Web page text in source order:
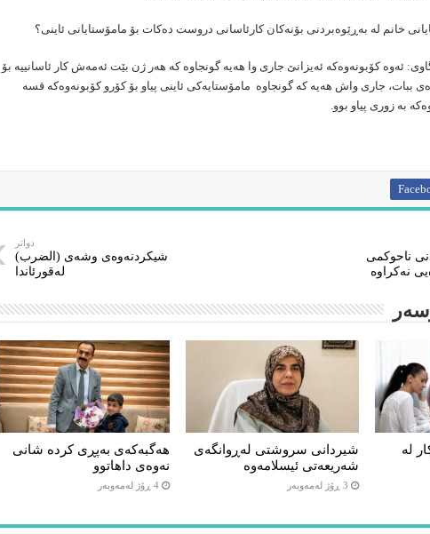
خانم لە بەڕێوەبردنی بۆنەکان کارئاسانی دروست دەکات بۆ مامۆستایانی ئاینی؟
ئەوە کۆبونەوەکە ئەیزانێ جاری وا هەیە گونجاوە کە هەر ژن بێت ئەمەش کار ئاسانییە بۆ
ببات، جاری واش هەیە کە گونجاوە مامۆستایەکی ئاینی پیاو بۆ کۆرو کۆبونەوەکە قسە
بە زوری پیاو بوو.
ناحوکمی
نەکراوە
دواتر
شیکردنەوەی وشەی (الضرب)
لەقورئاندا
لە
شیردانی سروشتی لەڕوانگەی
شەریعەتی ئیسلامەوە
3 ڕۆژ لەمەوبەر
هەگبەکەی بەپڕی کردە شانی
نەوەی داهاتوو
4 ڕۆژ لەمەوبەر